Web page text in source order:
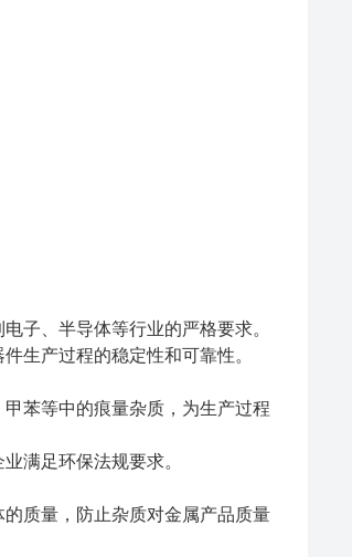
子、半导体等行业的严格要求。
生产过程的稳定性和可靠性。
苯等中的痕量杂质，为生产过程
满足环保法规要求。
质量，防止杂质对金属产品质量